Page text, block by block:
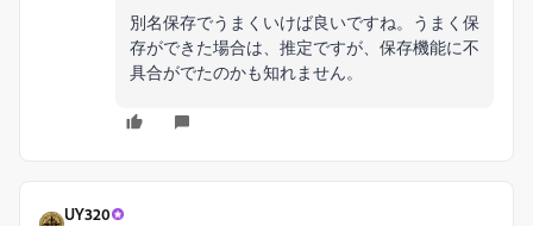
別名保存でうまくいけば良いですね。うまく保
存ができた場合は、推定ですが、保存機能に不
具合がでたのかも知れません。
UY320